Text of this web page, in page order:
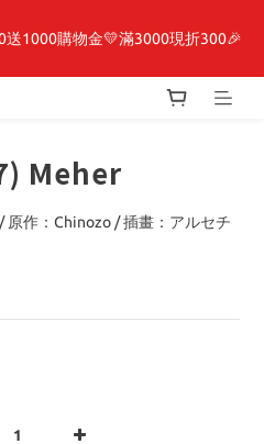
讀者視角」 周邊商品
1000購物金💛滿3000現折300🎉
了呢，偵探大人、約會大作戰、
讀者視角」 周邊商品
Meher
作：Chinozo / 插畫：アルセチ